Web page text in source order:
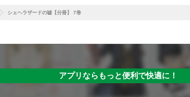
シェヘラザードの嘘【分冊】 7巻
アプリならもっと便利で快適に！